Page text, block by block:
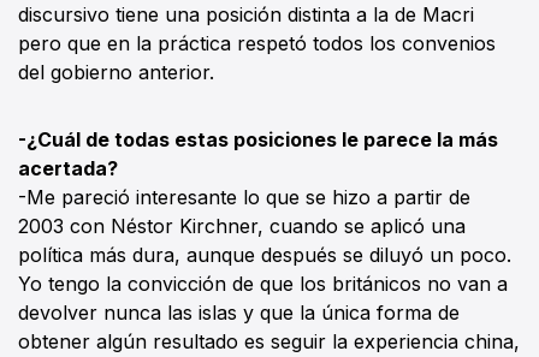
discursivo tiene una posición distinta a la de Macri
pero que en la práctica respetó todos los convenios
del gobierno anterior.
-¿Cuál de todas estas posiciones le parece la más
acertada?
-Me pareció interesante lo que se hizo a partir de
2003 con Néstor Kirchner, cuando se aplicó una
política más dura, aunque después se diluyó un poco.
Yo tengo la convicción de que los británicos no van a
devolver nunca las islas y que la única forma de
obtener algún resultado es seguir la experiencia china,